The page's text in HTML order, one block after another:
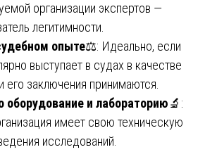
организации экспертов —
легитимности.
опыте⚖️: Идеально, если
выступает в судах в качестве
его заключения принимаются.
оборудование и лабораторию🔬:
имеет свою техническую
исследований.